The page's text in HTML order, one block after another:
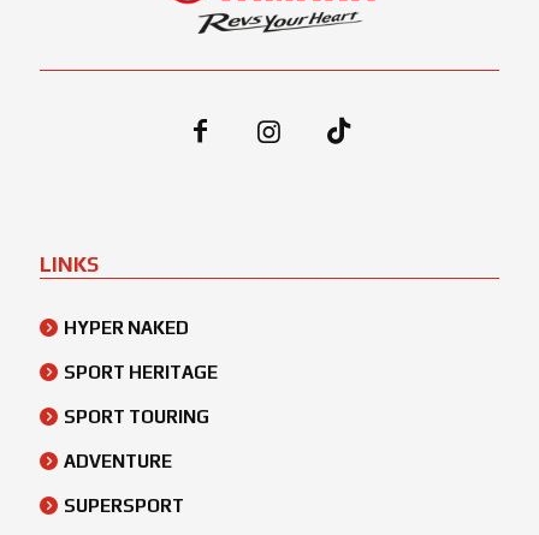
LINKS
HYPER NAKED
SPORT HERITAGE
SPORT TOURING
ADVENTURE
SUPERSPORT